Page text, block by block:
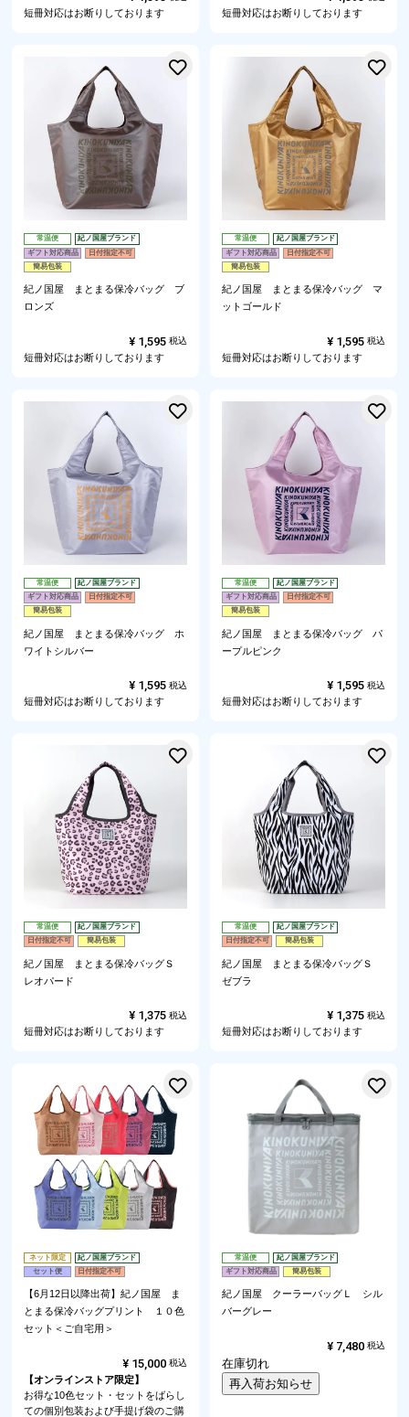
短冊対応はお断りしております 短冊対応はお断りしております
常温便
紀ノ国屋ブランド
ギフト対応商品
日付指定不可
簡易包装
紀ノ国屋 まとまる保冷バッグ ブ
ロンズ
¥ 1,595 税込
短冊対応はお断りしております
お気に入りに登録する
常温便
紀ノ国屋ブランド
ギフト対応商品
日付指定不可
簡易包装
紀ノ国屋 まとまる保冷バッグ マ
ットゴールド
¥ 1,595 税込
短冊対応はお断りしております
常温便
紀ノ国屋ブランド
ギフト対応商品
日付指定不可
簡易包装
紀ノ国屋 まとまる保冷バッグ ホ
ワイトシルバー
¥ 1,595 税込
短冊対応はお断りしております
お気に入りに登録する
常温便
紀ノ国屋ブランド
ギフト対応商品
日付指定不可
簡易包装
紀ノ国屋 まとまる保冷バッグ パ
ープルピンク
¥ 1,595 税込
短冊対応はお断りしております
常温便
紀ノ国屋ブランド
日付指定不可
簡易包装
紀ノ国屋 まとまる保冷バッグＳ
レオパード
¥ 1,375 税込
短冊対応はお断りしております
常温便
紀ノ国屋ブランド
日付指定不可
簡易包装
紀ノ国屋 まとまる保冷バッグＳ
ゼブラ
¥ 1,375 税込
短冊対応はお断りしております
ネット限定
紀ノ国屋ブランド
セット便
日付指定不可
【6月12日以降出荷】紀ノ国屋 ま
とまる保冷バッグプリント １０色
セット＜ご自宅用＞
¥ 15,000 税込
【オンラインストア限定】
お得な10色セット・セットをばらし
ての個別包装および手提げ袋のご購
お気に入りに登録する
常温便
紀ノ国屋ブランド
ギフト対応商品
簡易包装
紀ノ国屋 クーラーバッグＬ シル
バーグレー
¥ 7,480 税込
在庫切れ
再入荷お知らせ